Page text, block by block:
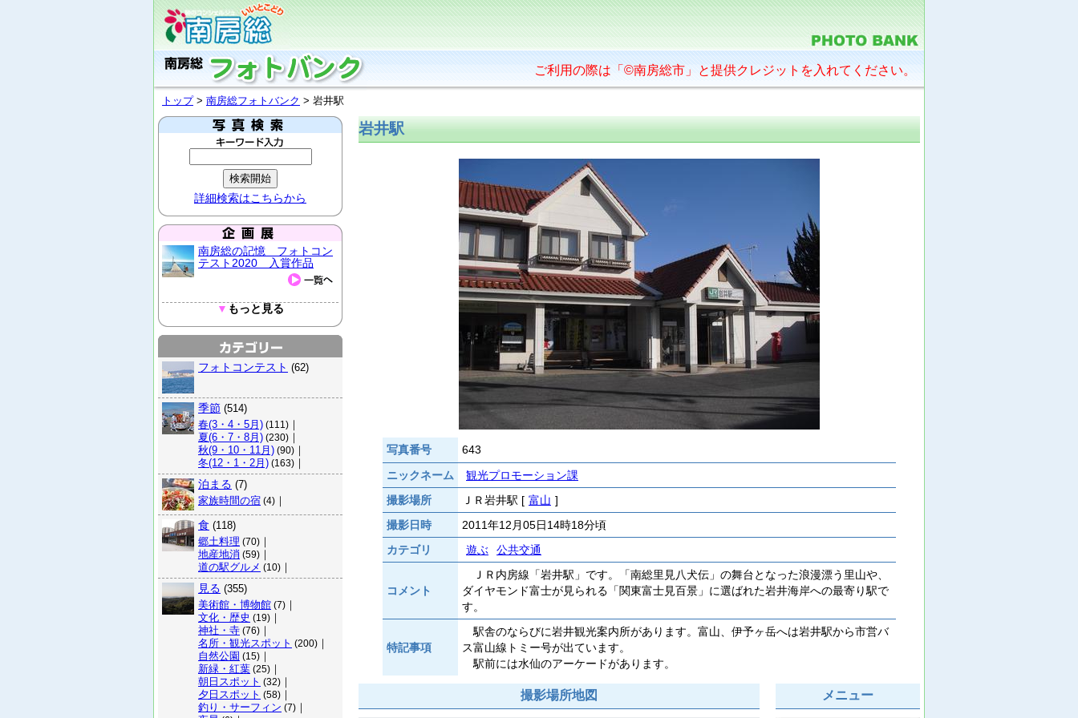
ご利用の際は「©南房総市」と提供クレジットを入れてください。
トップ> 南房総フォトバンク > 岩井駅
詳細検索はこちらから
南房総の記憶 フォトコン
テスト2020 入賞作品
▼ もっと見る
フォトコンテスト (62)
季節 (514)
春(3・4・5月) (111) ｜
夏(6・7・8月) (230) ｜
秋(9・10・11月) (90) ｜
冬(12・1・2月) (163) ｜
泊まる (7)
家族時間の宿 (4) ｜
食 (118)
郷土料理 (70) ｜
地産地消 (59) ｜
道の駅グルメ (10) ｜
見る (355)
美術館・博物館 (7) ｜
文化・歴史 (19) ｜
神社・寺 (76) ｜
名所・観光スポット (200) ｜
自然公園 (15) ｜
新緑・紅葉 (25) ｜
朝日スポット (32) ｜
夕日スポット (58) ｜
釣り・サーフィン (7) ｜
岩井駅
写真番号
643
ニックネーム
観光プロモーション課
撮影場所
ＪＲ岩井駅 [ 富山 ]
撮影日時
2011年12月05日14時18分頃
カテゴリ
遊ぶ 公共交通
コメント
ＪＲ内房線「岩井駅」です。「南総里見八犬伝」の舞台となった浪漫漂う里山や、
ダイヤモンド富士が見られる「関東富士見百景」に選ばれた岩井海岸への最寄り駅で
す。
特記事項
駅舎のならびに岩井観光案内所があります。富山、伊予ヶ岳へは岩井駅から市営バ
ス富山線トミー号が出ています。
駅前には水仙のアーケードがあります。
撮影場所地図 メニュー